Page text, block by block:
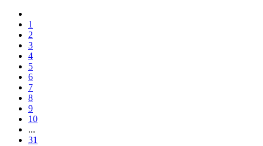
1
2
3
4
5
6
7
8
9
10
...
31